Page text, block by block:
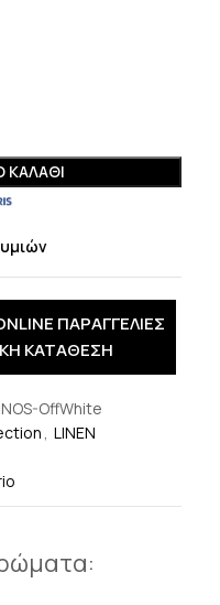
ΠΑΡΑΓΓΕΛΙΕΣ
ΚΑΤΑΘΕΣΗ
OffWhite
, LINEN